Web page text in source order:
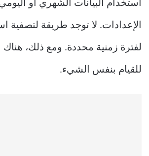
استخدام البيانات الشهري أو
الإعدادات. لا توجد طريقة لتصفية
لفترة زمنية محددة. ومع ذلك،
للقيام بنفس الشيء.